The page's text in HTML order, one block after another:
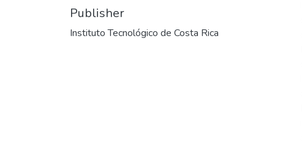
Publisher
Instituto Tecnológico de Costa Rica